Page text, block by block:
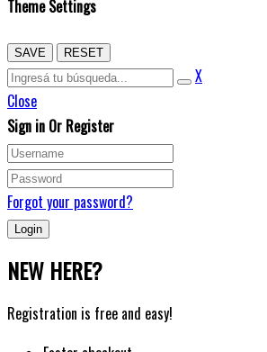
Theme Settings
SAVE RESET
X
Close
Sign in Or Register
Forgot your password?
NEW HERE?
Registration is free and easy!